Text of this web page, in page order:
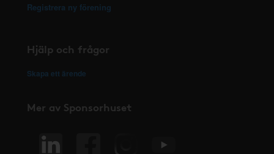
Registrera ny förening
Hjälp och frågor
Skapa ett ärende
Mer av Sponsorhuset